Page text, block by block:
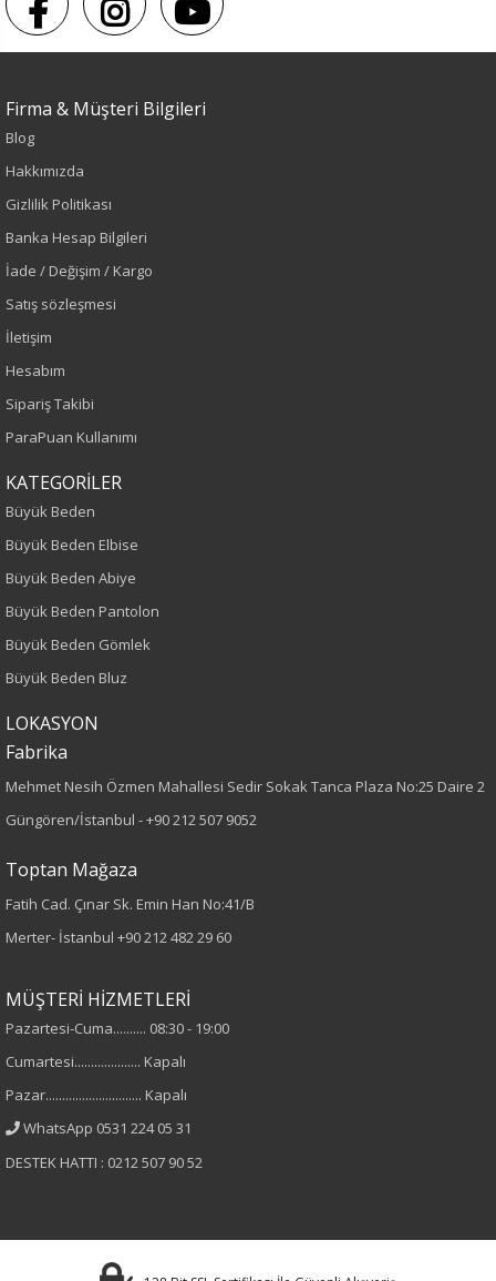
Sezon : YAZLIK
Renk
Yeşil
Sezon
İlkbahar-Yaz
Yaş Grubu
Bel
Normal Bel
Kalıp
Büyük Beden
100
Paça Tipi
Geniş Paça
Kumaş Tipi
Desen
Düz
%95 Polyester
Cinsiyet
Firma & Müşteri Bilgileri
Blog
Hakkımızda
Gizlilik Politikası
Banka Hesap Bilgileri
İade / Değişim / Kargo
Satış sözleşmesi
İletişim
Hesabım
Sipariş Takibi
ParaPuan Kullanımı
KATEGORİLER
Büyük Beden
Büyük Beden Elbise
Büyük Beden Abiye
Büyük Beden Pantolon
Büyük Beden Gömlek
Büyük Beden Bluz
LOKASYON
Fabrika
Mehmet Nesih Özmen Mahallesi Sedir Sokak Tanca Plaza No:25 Daire 2
Güngören/İstanbul -+90 212 507 9052
Toptan Mağaza
Fatih Cad. Çınar Sk. Emin Han No:41/B
Merter- İstanbul +90 212 482 29 60
MÜŞTERİ HİZMETLERİ
Pazartesi-Cuma.......... 08:30 - 19:00
Cumartesi.................... Kapalı
Pazar............................. Kapalı
WhatsApp 0531 224 05 31
DESTEK HATTI : 0212 507 90 52